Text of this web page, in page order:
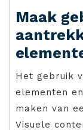
Maak
Het gebruik
elementen
maken van
Visuele